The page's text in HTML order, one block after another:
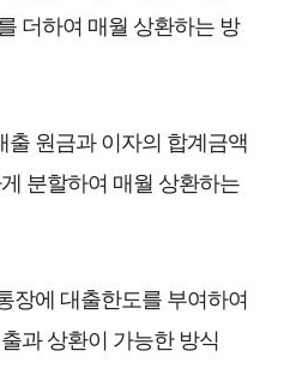
더하여 매월 상환하는 방
원금과 이자의 합계금액
분할하여 매월 상환하는
장에 대출한도를 부여하여
과 상환이 가능한 방식